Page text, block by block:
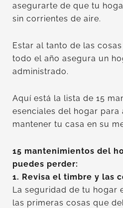
asegurarte de que tu
sin corrientes de aire.
Estar al tanto de las
todo el año asegura un
administrado.
Aquí está la lista de 15
esenciales del hogar para
mantener tu casa en su
15 mantenimientos del
puedes perder:
1. Revisa el timbre y las
La seguridad de tu hogar
las primeras cosas que